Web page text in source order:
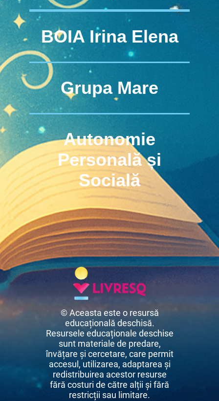
BOIA Irina Elena
Grupa Mare
Autonomie
Personală și
Socială
© Aceasta este o resursă
educațională deschisă.
Resursele educaționale deschise
sunt materiale de predare,
învățare și cercetare, care permit
accesul, utilizarea, adaptarea și
redistribuirea acestor resurse
fără costuri de către alții și fără
restricții sau limitare.